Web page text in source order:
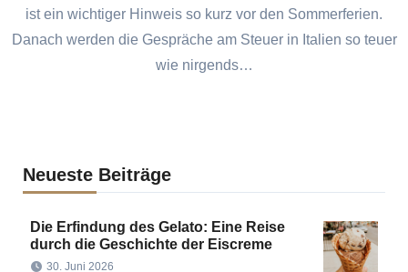
ist ein wichtiger Hinweis so kurz vor den Sommerferien.
Danach werden die Gespräche am Steuer in Italien so teuer
wie nirgends…
Neueste Beiträge
Die Erfindung des Gelato: Eine Reise
durch die Geschichte der Eiscreme
30. Juni 2026